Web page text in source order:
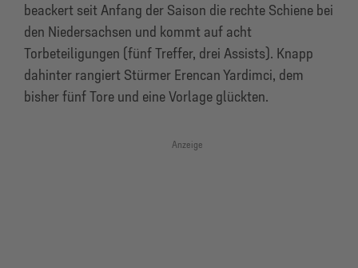
beackert seit Anfang der Saison die rechte Schiene bei
den Niedersachsen und kommt auf acht
Torbeteiligungen (fünf Treffer, drei Assists). Knapp
dahinter rangiert Stürmer Erencan Yardimci, dem
bisher fünf Tore und eine Vorlage glückten.
Anzeige